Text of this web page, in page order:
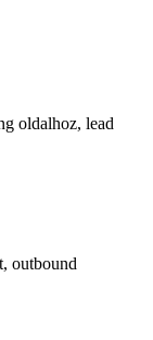
oldalhoz, lead
outbound